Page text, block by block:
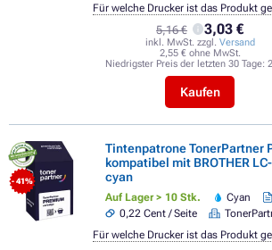
5,16 € 3,03 €
inkl. MwSt. zzgl. Versand
2,55 € ohne MwSt.
Niedrigster Preis der letzten 30 Tage:
Kaufen
Für welche Drucker ist das Produkt
- 41%
Tintenpatrone TonerPartner
kompatibel mit BROTHER
cyan
Auf Lager > 10 Stk. Cyan
0,22 Cent / Seite
Für welche Drucker ist das Produkt